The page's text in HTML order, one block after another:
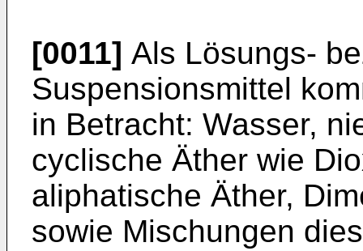
[0011] Als Lösungs-
Suspensionsmittel
in Betracht: Wasser,
cyclische Äther wie
aliphatische Äther,
sowie Mischungen